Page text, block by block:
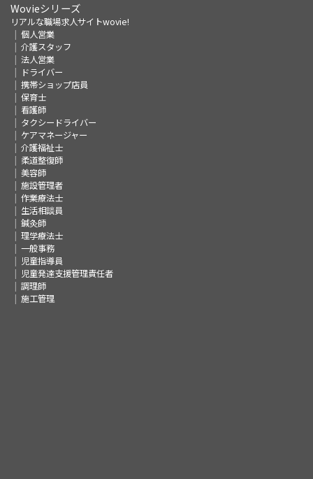
Wovieシリーズ
リアルな職場求人サイトwovie!
個人営業
介護スタッフ
法人営業
ドライバー
携帯ショップ店員
保育士
看護師
タクシードライバー
ケアマネージャー
介護福祉士
柔道整復師
美容師
施設管理者
作業療法士
生活相談員
鍼灸師
理学療法士
一般事務
児童指導員
児童発達支援管理責任者
調理師
施工管理